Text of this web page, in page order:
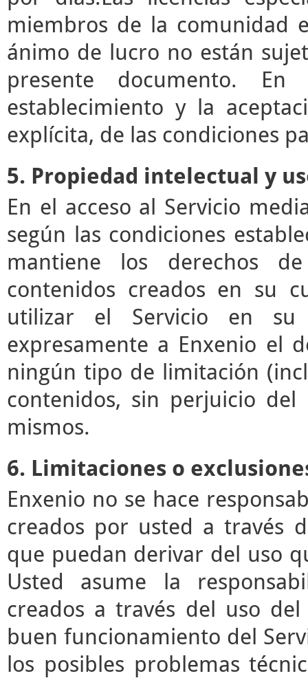
miembros de la comunidad
ánimo de lucro no están
presente documento.
establecimiento y la
explícita, de las condiciones
5. Propiedad intelectual y
En el acceso al Servicio
según las condiciones
mantiene los derechos
contenidos creados en su
utilizar el Servicio en su
expresamente a Enxenio el
ningún tipo de limitación
contenidos, sin perjuicio
mismos.
6. Limitaciones o
Enxenio no se hace
creados por usted a través
que puedan derivar del uso
Usted asume la
creados a través del uso
buen funcionamiento del
los posibles problemas